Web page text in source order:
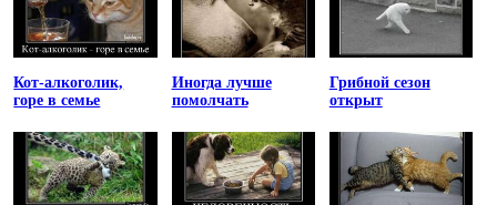
Кот-алкоголик,
горе в семье
Иногда лучше
помолчать
Грибной сезон
открыт